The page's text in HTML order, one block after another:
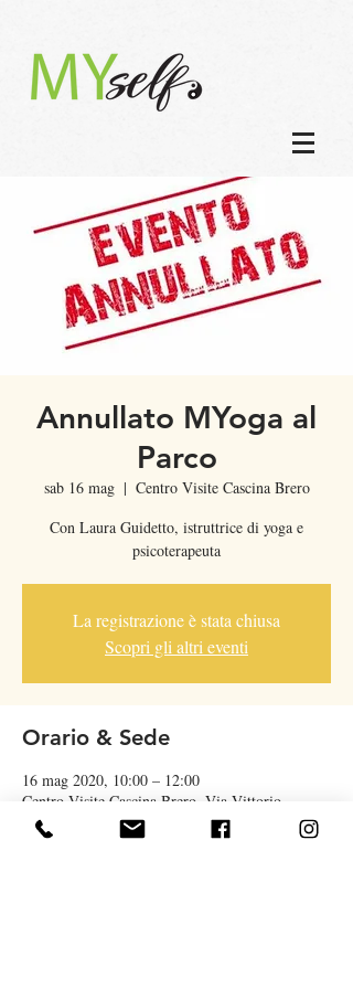
Annullato MYoga al
Parco
sab 16 mag
  |
Centro Visite Cascina Brero
Con Laura Guidetto, istruttrice di yoga e
psicoterapeuta
La registrazione è stata chiusa
Scopri gli altri eventi
Orario & Sede
16 mag 2020, 10:00 – 12:00
Centro Visite Cascina Brero, Via Vittorio
Scodeggio, 10078 Venaria Reale TO, Italia